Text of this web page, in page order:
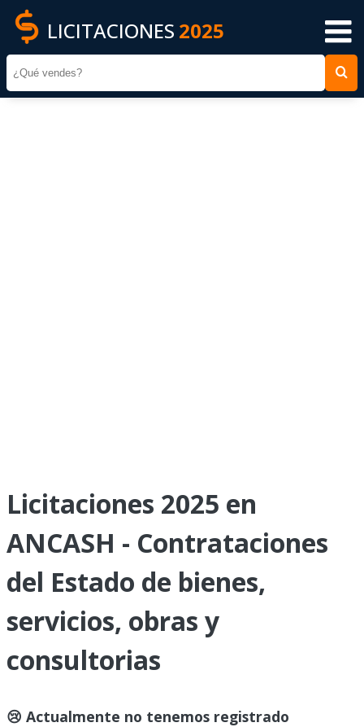
LICITACIONES 2025
Licitaciones 2025 en
ANCASH - Contrataciones
del Estado de bienes,
servicios, obras y
consultorias
😢 Actualmente no tenemos registrado